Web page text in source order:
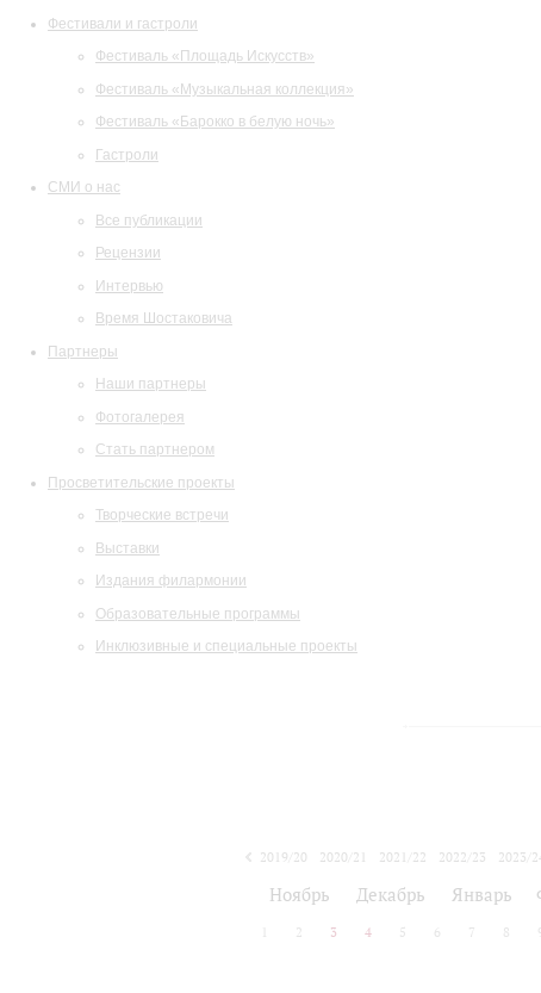
Фестивали и гастроли
Фестиваль «Площадь Искусств»
Фестиваль «Музыкальная коллекция»
Фестиваль «Барокко в белую ночь»
Гастроли
СМИ о нас
Все публикации
Рецензии
Интервью
Время Шостаковича
Партнеры
Наши партнеры
Фотогалерея
Стать партнером
Просветительские проекты
Творческие встречи
Выставки
Издания филармонии
Образовательные программы
Инклюзивные и специальные проекты
2019/20 2020/21 2021/22 2022/23
2023/
Ноябрь Декабрь Январь
2 3 4 5 6 7 8